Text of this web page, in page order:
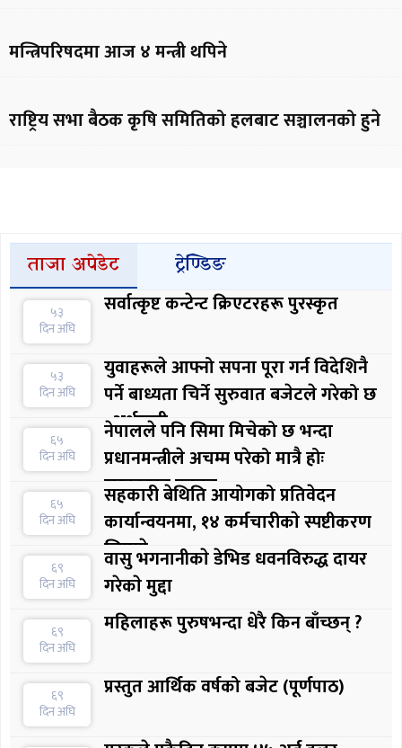
मन्त्रिपरिषदमा आज ४ मन्त्री थपिने
राष्ट्रिय सभा बैठक कृषि समितिको हलबाट सञ्चालनको हुने
ताजा अपेडेट ट्रेण्डिङ
५३
दिन अघि
सर्वात्कृष्ट कन्टेन्ट क्रिएटरहरू पुरस्कृत
५३
दिन अघि
युवाहरूले आफ्नो सपना पूरा गर्न विदेशिनै
पर्ने बाध्यता चिर्ने सुरुवात बजेटले गरेको छ
: अर्थमन्त्री
६५
दिन अघि
नेपालले पनि सिमा मिचेको छ भन्दा
प्रधानमन्त्रीले अचम्म परेको मात्रै होः
सरकारका प्रवक्ता
६५
दिन अघि
सहकारी बेथिति आयोगको प्रतिवेदन
कार्यान्वयनमा, १४ कर्मचारीकाे स्पष्टीकरण
लिइयाे
६९
दिन अघि
वासु भगनानीकाे डेभिड धवनविरुद्ध दायर
गरेकाे मुद्दा
६९
दिन अघि
महिलाहरू पुरुषभन्दा धेरै किन बाँच्छन् ?
६९
दिन अघि
प्रस्तुत आर्थिक वर्षको बजेट (पूर्णपाठ)